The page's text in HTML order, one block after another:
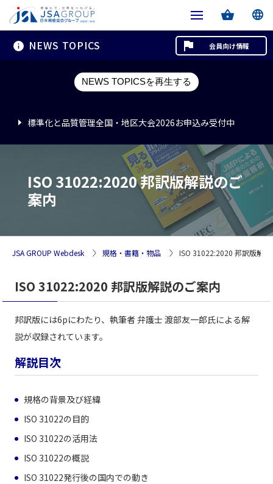
NEWS TOPICS
NEWS TOPICSを再生する
標準化と品質管理全国・地区大会2026お申込み受付中
標準化と品質管理全国・地区大会2026お申込み受付中
標準化と品質管理全国・地区大会2026お申込み受付中
会員向け情報
ISO 31022:2020 邦訳版解説のご
案内
JSA GROUP Webdesk 規格・書籍・物品 ISO 31022:2020 邦訳版解
ISO 31022:2020 邦訳版解説のご案内
邦訳版には6pにわたり、執筆者 弁護士 渡部友一郎氏による解
説が収録されています。
解説目次
規格の背景及び経緯
ISO 31022の目的
ISO 31022の活用法
ISO 31022の概説
ISO 31022発行後の国内での動き